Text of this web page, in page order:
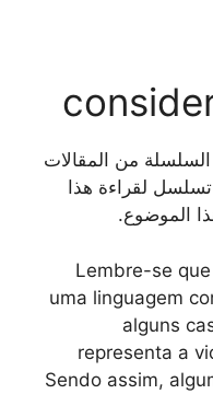
من المقالات
لقراءة هذا
الموضوع.
Lembre-se
uma linguagem
alguns
representa a
Sendo assim,